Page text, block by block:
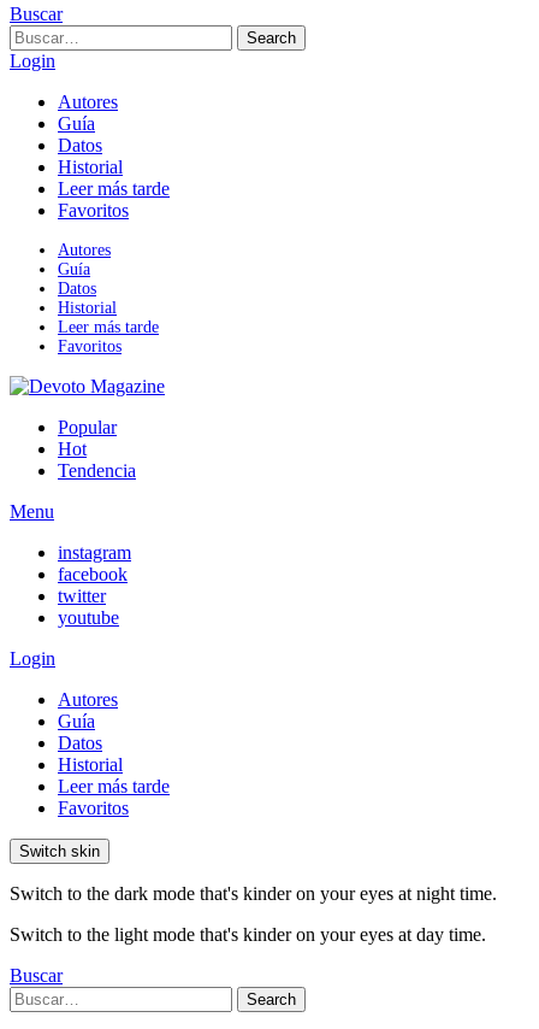
Buscar
Search
for:
Search
Login
Autores
Guía
Datos
Historial
Leer más tarde
Favoritos
Autores
Guía
Datos
Historial
Leer más tarde
Favoritos
Popular
Hot
Tendencia
Menu
instagram
facebook
twitter
youtube
Login
Autores
Guía
Datos
Historial
Leer más tarde
Favoritos
Switch skin
Switch to the dark mode that's kinder on your eyes at night time.
Switch to the light mode that's kinder on your eyes at day time.
Buscar
Search
for:
Search